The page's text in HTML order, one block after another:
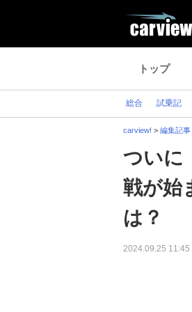
トップ
総合 試乗記
carview! > 編集記事
ついに
戦が始
は？
2024.09.25 11:45